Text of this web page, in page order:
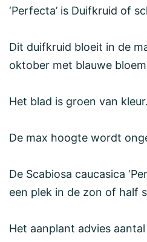
‘Perfecta’ is Duifkruid of
Dit duifkruid bloeit in de
oktober met blauwe
Het blad is groen van kleur.
De max hoogte wordt
De Scabiosa caucasica
een plek in de zon of half
Het aanplant advies